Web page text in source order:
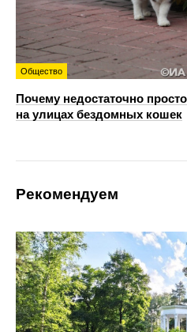
Общество
Почему недостаточно
на улицах бездомных кошек
Рекомендуем